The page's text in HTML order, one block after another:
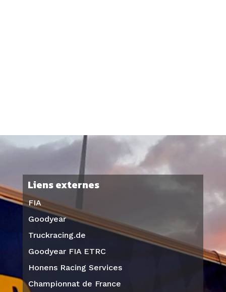
Liens externes
FIA
Goodyear
Truckracing.de
Goodyear FIA ETRC
Honens Racing Services
Championnat de France